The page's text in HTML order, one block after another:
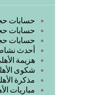
حسابات
حسابات
حسابات
أحدث
هزيمة
شكوى
مذكرة
مباريات